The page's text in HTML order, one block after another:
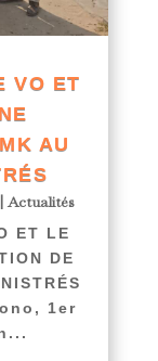
VO ET
AU
Actualités
ET LE
DE
1er